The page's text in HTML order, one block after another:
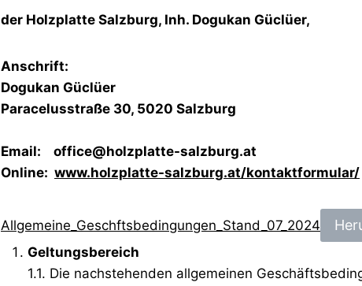
der Holzplatte Salzburg, Inh. Dogukan Güclüer,
Anschrift:
Dogukan Güclüer
Paracelusstraße 30, 5020 Salzburg
Email: office@holzplatte-salzburg.at
Online: www.holzplatte-salzburg.at/kontaktformular/
Allgemeine_Geschftsbedingungen_Stand_07_2024
Geltungsbereich
1.1. Die nachstehenden allgemeinen